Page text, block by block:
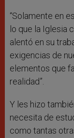
“Solamente en
lo que la Iglesia
alentó en su
exigencias de
elementos que
realidad”.
Y les hizo
necesita de
como tantas